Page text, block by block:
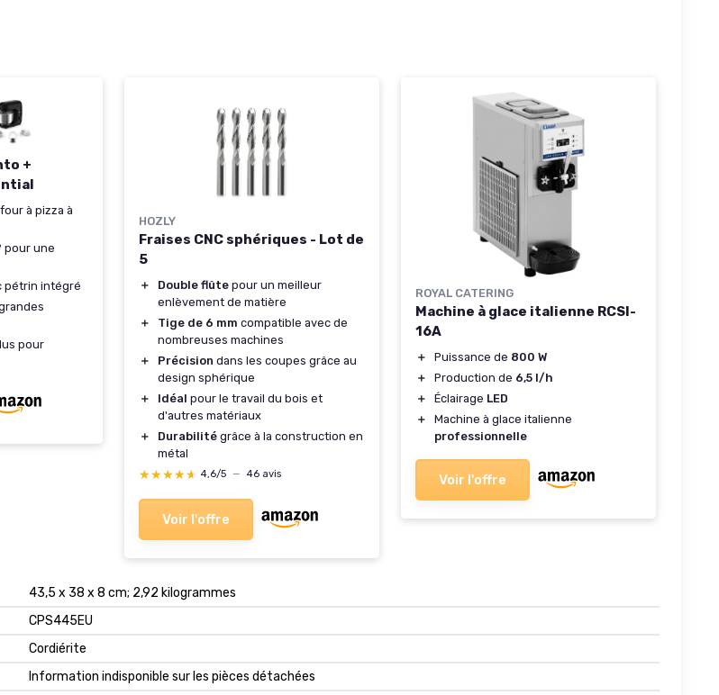
+
à pizza à
pour une
pétrin intégré
pour
HOZLY
Fraises CNC sphériques - Lot de
5
＋ Double flûte pour un meilleur
enlèvement de matière
＋
Tige de 6 mm compatible avec de
nombreuses machines
＋
Précision dans les coupes grâce au
design sphérique
＋
Idéal pour le travail du bois et
d'autres matériaux
＋
Durabilité grâce à la construction en
métal
★★★★★
★★★★★ 4,6/5 — 46 avis
Voir l'offre
ROYAL CATERING
Machine à glace italienne RCSI-
16A
＋ Puissance de 800 W
＋
Production de 6,5 l/h
＋
Éclairage LED
＋
Machine à glace italienne
professionnelle
Voir l'offre
‎43,5 x 38 x 8 cm; 2,92 kilogrammes
‎CPS445EU
‎Cordiérite
‎Information indisponible sur les pièces détachées